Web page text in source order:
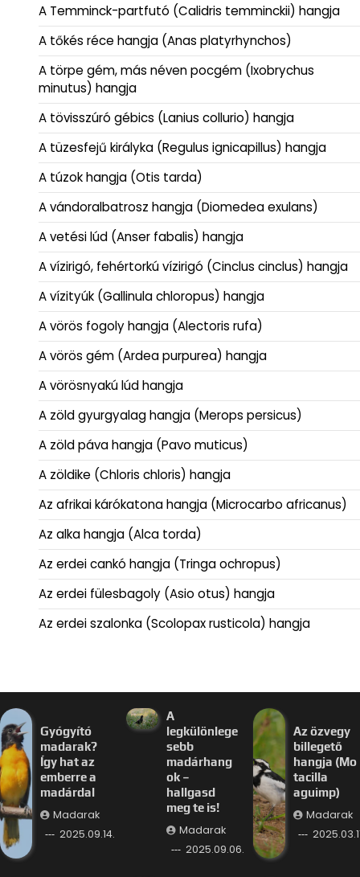
A Temminck-partfutó (Calidris temminckii) hangja
A tőkés réce hangja (Anas platyrhynchos)
A törpe gém, más néven pocgém (Ixobrychus
minutus) hangja
A tövisszúró gébics (Lanius collurio) hangja
A tüzesfejű királyka (Regulus ignicapillus) hangja
A túzok hangja (Otis tarda)
A vándoralbatrosz hangja (Diomedea exulans)
A vetési lúd (Anser fabalis) hangja
A vízirigó, fehértorkú vízirigó (Cinclus cinclus) hangja
A vízityúk (Gallinula chloropus) hangja
A vörös fogoly hangja (Alectoris rufa)
A vörös gém (Ardea purpurea) hangja
A vörösnyakú lúd hangja
A zöld gyurgyalag hangja (Merops persicus)
A zöld páva hangja (Pavo muticus)
A zöldike (Chloris chloris) hangja
Az afrikai kárókatona hangja (Microcarbo africanus)
Az alka hangja (Alca torda)
Az erdei cankó hangja (Tringa ochropus)
Az erdei fülesbagoly (Asio otus) hangja
Az erdei szalonka (Scolopax rusticola) hangja
Gyógyító
madarak?
Így hat az
emberre a
madárdal
Madarak
2025.09.14.
A
legkülönlege
sebb
madárhang
ok –
hallgasd
meg te is!
Madarak
2025.09.06.
Az özvegy
billegető
hangja (Mo
tacilla
aguimp)
Madarak